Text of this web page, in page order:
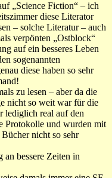
„Science Fiction“ – ich
diese Literator
– solche Literatur – auch
verpönten „Ostblock“
auf ein besseres Leben
sogenannten
diese haben so sehr
zu lesen – aber da die
nicht so weit war für die
lediglich real auf den
Protokolle und wurden mit
nicht so sehr
bessere Zeiten in